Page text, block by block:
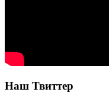
Наш Твиттер